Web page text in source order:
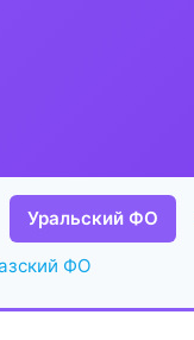
Уральский ФО
ФО